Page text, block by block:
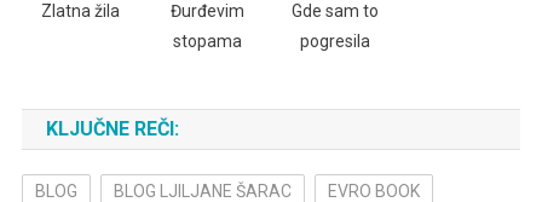
Zlatna žila
Đurđevim
stopama
Gde sam to
pogresila
KLJUČNE REČI:
BLOG BLOG LJILJANE ŠARAC EVRO BOOK